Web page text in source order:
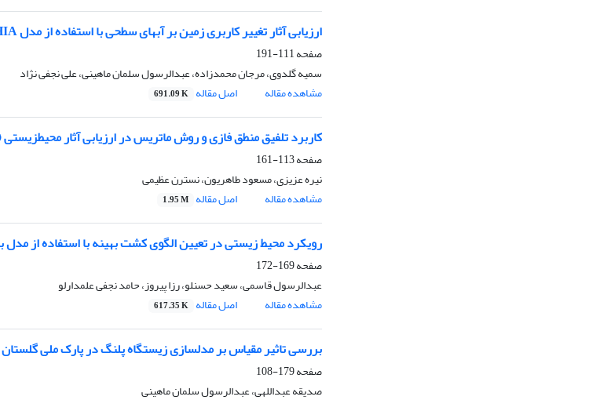
ارزیابی آثار تغییر کاربری زمین بر آبهای سطحی با استفاده از مدل L-THIA در منطقه گرگان
صفحه111-191
سمیه گلدوی، مرجان محمدزاده، عبدالرسول سلمان ماهینی، علی نجفی نژاد
مشاهده مقاله
اصل مقاله 691.09 K
کاربرد تلفیق منطق فازی و روش ماتریس در ارزیابی آثار
صفحه113-161
نیره عزیزی، مسعود طاهریون، نسترن عظیمی
مشاهده مقاله
اصل مقاله 1.95 M
رویکرد محیط زیستی در تعیین الگوی کشت بهینه با استفاده از مدل
صفحه169-172
عبدالرسول قاسمی، سعید حسنلو، رزا پیروز، حامد نجفی علمدارلو
مشاهده مقاله
اصل مقاله 617.35 K
بررسی تاثیر مقیاس بر مدلسازی زیستگاه پلنگ در پارک ملی گلستان
صفحه179-108
صدیقه عبداللهی، عبدالرسول سلمان ماهینی